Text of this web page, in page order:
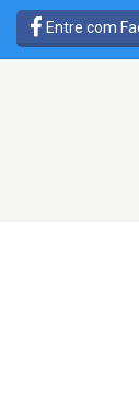
Entre com